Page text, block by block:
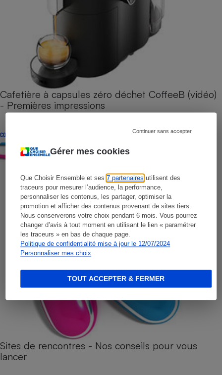
Gérer mes cookies
Que Choisir Ensemble et ses7 partenaires utilisent des
traceurs pour mesurer l’audience, la performance,
personnaliser les contenus, les partager, optimiser la
promotion et afficher des contenus provenant de sites tiers.
Nous conserverons votre choix pendant 6 mois. Vous pourrez
changer d’avis à tout moment en utilisant le lien « paramétrer
les traceurs » en bas de chaque page.
Politique de confidentialité mise à jour le 12/07/2024
Personnaliser mes choix
Continuer sans accepter
TOUT ACCEPTER & FERMER
Cafetière à capsules zéro déchet CoffeeB (vidéo)
- Premières impressions
CONSEILS
Sites de rencontres - Nos conseils pour vous
lancer